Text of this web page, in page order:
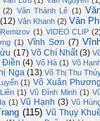
(2) Văn Thành Lê (1)
(12) Vân Khanh (2) Vân
(1) VIDEO CLIP
(1) Vĩnh Sơn (7)
(17) Võ Chí Nhất (3)
Điền (4) Võ Hà (1) Võ
Nga (13) Võ Thị Thu
(1) Võ Xuân
(1) Vũ Đình Minh (1)
(1) Vũ Hạnh (3) Vũ
(115) Vũ Thụy